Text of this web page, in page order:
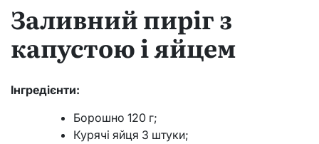
Заливний пиріг з
капустою і яйцем
Інгредієнти:
Борошно 120 г;
Курячі яйця 3 штуки;